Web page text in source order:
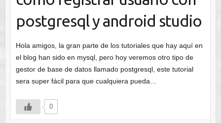
postgresql y android studio
Hola amigos, la gran parte de los tutoriales que hay aquí en
el blog han sido en mysql, pero hoy veremos otro tipo de
gestor de base de datos llamado postgresql, este tutorial
sera super fácil para que cualquiera pueda…
0